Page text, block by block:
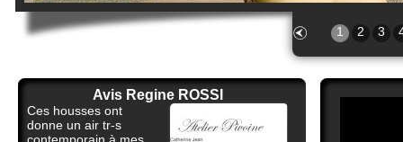
1 2 3
Avis Regine ROSSI
Ces housses ont
donne un air tr-s
Avis